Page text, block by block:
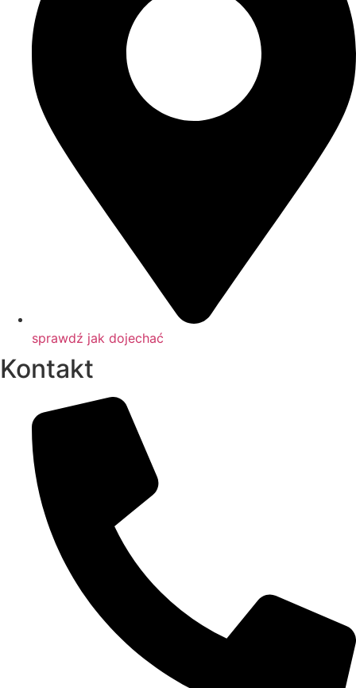
sprawdź jak dojechać
Kontakt